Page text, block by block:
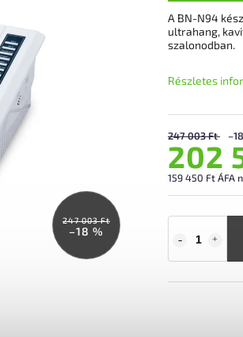
247 003 Ft
–18 %
247 003 Ft
202
159 450 Ft ÁFA
A BN-N94
ultrahang,
szalonodban.
Részletes